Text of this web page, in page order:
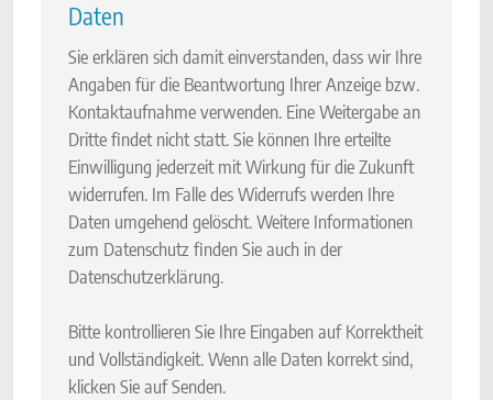
Daten
Sie erklären sich damit einverstanden, dass wir Ihre
Angaben für die Beantwortung Ihrer Anzeige bzw.
Kontaktaufnahme verwenden. Eine Weitergabe an
Dritte findet nicht statt. Sie können Ihre erteilte
Einwilligung jederzeit mit Wirkung für die Zukunft
widerrufen. Im Falle des Widerrufs werden Ihre
Daten umgehend gelöscht. Weitere Informationen
zum Datenschutz finden Sie auch in der
Datenschutzerklärung.
Bitte kontrollieren Sie Ihre Eingaben auf Korrektheit
und Vollständigkeit. Wenn alle Daten korrekt sind,
klicken Sie auf Senden.